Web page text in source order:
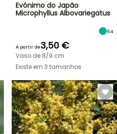
Evónimo do Japão
Microphyllus Albovariegatus
64
A partir de3,50 €
Vaso de 8/9 cm
Existe em 3 tamanhos